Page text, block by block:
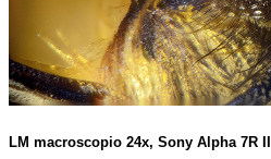
LM macroscopio 24x, Sony Alpha 7R II